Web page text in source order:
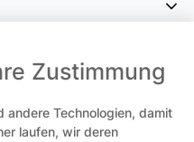
Zustimmung
andere Technologien, damit
laufen, wir deren